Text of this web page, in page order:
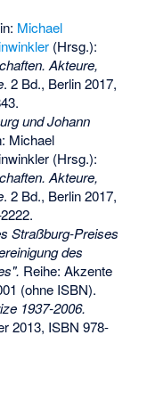
Michael
(Hrsg.):
Akteure,
. 2 Bd., Berlin 2017,
und Johann
Michael
(Hrsg.):
Akteure,
. 2 Bd., Berlin 2017,
Straßburg-Preises
des
Reihe: Akzente
(ohne ISBN).
1937-2006.
2013, ISBN 978-